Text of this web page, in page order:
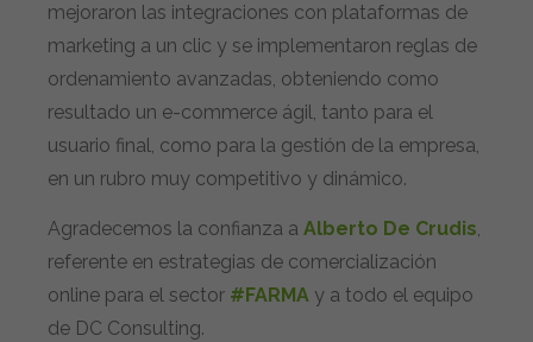
mejoraron las integraciones con plataformas de
marketing a un clic y se implementaron reglas de
ordenamiento avanzadas, obteniendo como
resultado un e-commerce ágil, tanto para el
usuario final, como para la gestión de la empresa,
en un rubro muy competitivo y dinámico.
Agradecemos la confianza a Alberto De Crudis,
referente en estrategias de comercialización
online para el sector #FARMA y a todo el equipo
de DC Consulting.